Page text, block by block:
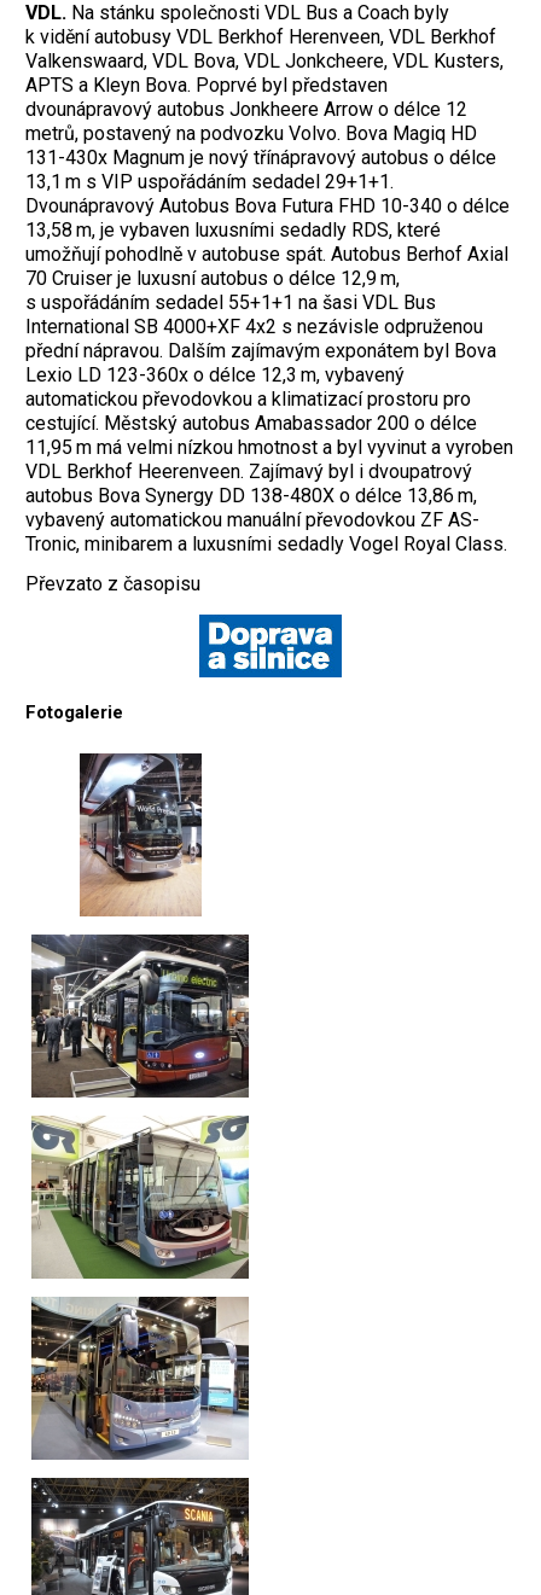
VDL. Na stánku společnosti VDL Bus a Coach byly
k vidění autobusy VDL Berkhof Herenveen, VDL Berkhof
Valkenswaard, VDL Bova, VDL Jonkcheere, VDL Kusters,
APTS a Kleyn Bova. Poprvé byl představen
dvounápravový autobus Jonkheere Arrow o délce 12
metrů, postavený na podvozku Volvo. Bova Magiq HD
131-430x Magnum je nový třínápravový autobus o délce
13,1 m s VIP uspořádáním sedadel 29+1+1.
Dvounápravový Autobus Bova Futura FHD 10-340 o délce
13,58 m, je vybaven luxusními sedadly RDS, které
umožňují pohodlně v autobuse spát. Autobus Berhof Axial
70 Cruiser je luxusní autobus o délce 12,9 m,
s uspořádáním sedadel 55+1+1 na šasi VDL Bus
International SB 4000+XF 4x2 s nezávisle odpruženou
přední nápravou. Dalším zajímavým exponátem byl Bova
Lexio LD 123-360x o délce 12,3 m, vybavený
automatickou převodovkou a klimatizací prostoru pro
cestující. Městský autobus Amabassador 200 o délce
11,95 m má velmi nízkou hmotnost a byl vyvinut a vyroben
VDL Berkhof Heerenveen. Zajímavý byl i dvoupatrový
autobus Bova Synergy DD 138-480X o délce 13,86 m,
vybavený automatickou manuální převodovkou ZF AS-
Tronic, minibarem a luxusními sedadly Vogel Royal Class.
Převzato z časopisu
Fotogalerie